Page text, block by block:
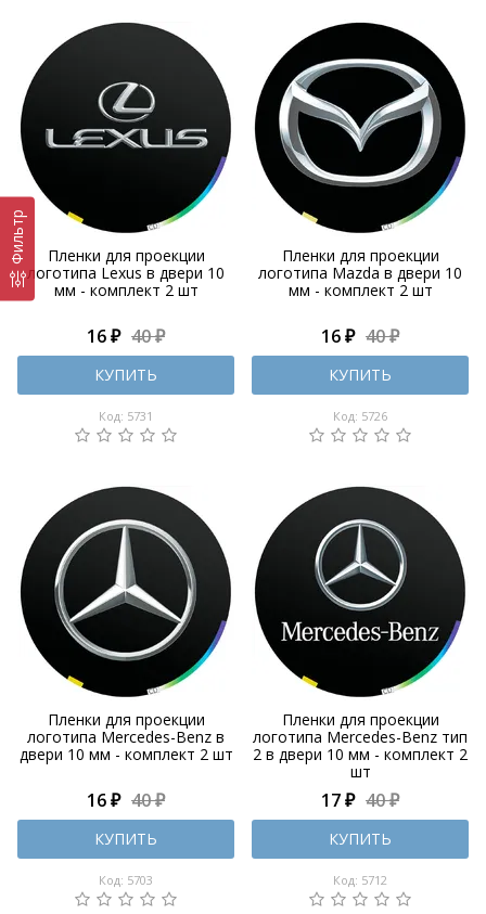
Пленки для проекции
логотипа Lexus в двери 10
мм - комплект 2 шт
16 ₽ 40 ₽
КУПИТЬ
Код: 5731
Пленки для проекции
логотипа Mazda в двери 10
мм - комплект 2 шт
16 ₽ 40 ₽
КУПИТЬ
Код: 5726
Пленки для проекции
логотипа Mercedes-Benz в
двери 10 мм - комплект 2 шт
16 ₽ 40 ₽
КУПИТЬ
Код: 5703
Пленки для проекции
логотипа Mercedes-Benz тип
2 в двери 10 мм - комплект 2
шт
17 ₽ 40 ₽
КУПИТЬ
Код: 5712
Фильтр